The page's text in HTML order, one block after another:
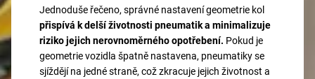
Jednoduše řečeno, správné nastavení geometrie kol
přispívá k delší životnosti pneumatik a minimalizuje
riziko jejich nerovnoměrného opotřebení. Pokud je
geometrie vozidla špatně nastavena, pneumatiky se
sjíždějí na jedné straně, což zkracuje jejich životnost a